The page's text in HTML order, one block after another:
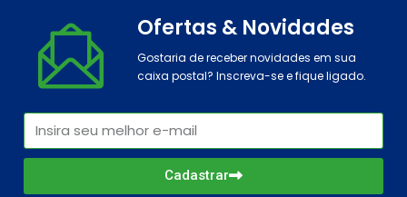
Ofertas & Novidades
Gostaria de receber novidades em sua
caixa postal? Inscreva-se e fique ligado.
Cadastrar